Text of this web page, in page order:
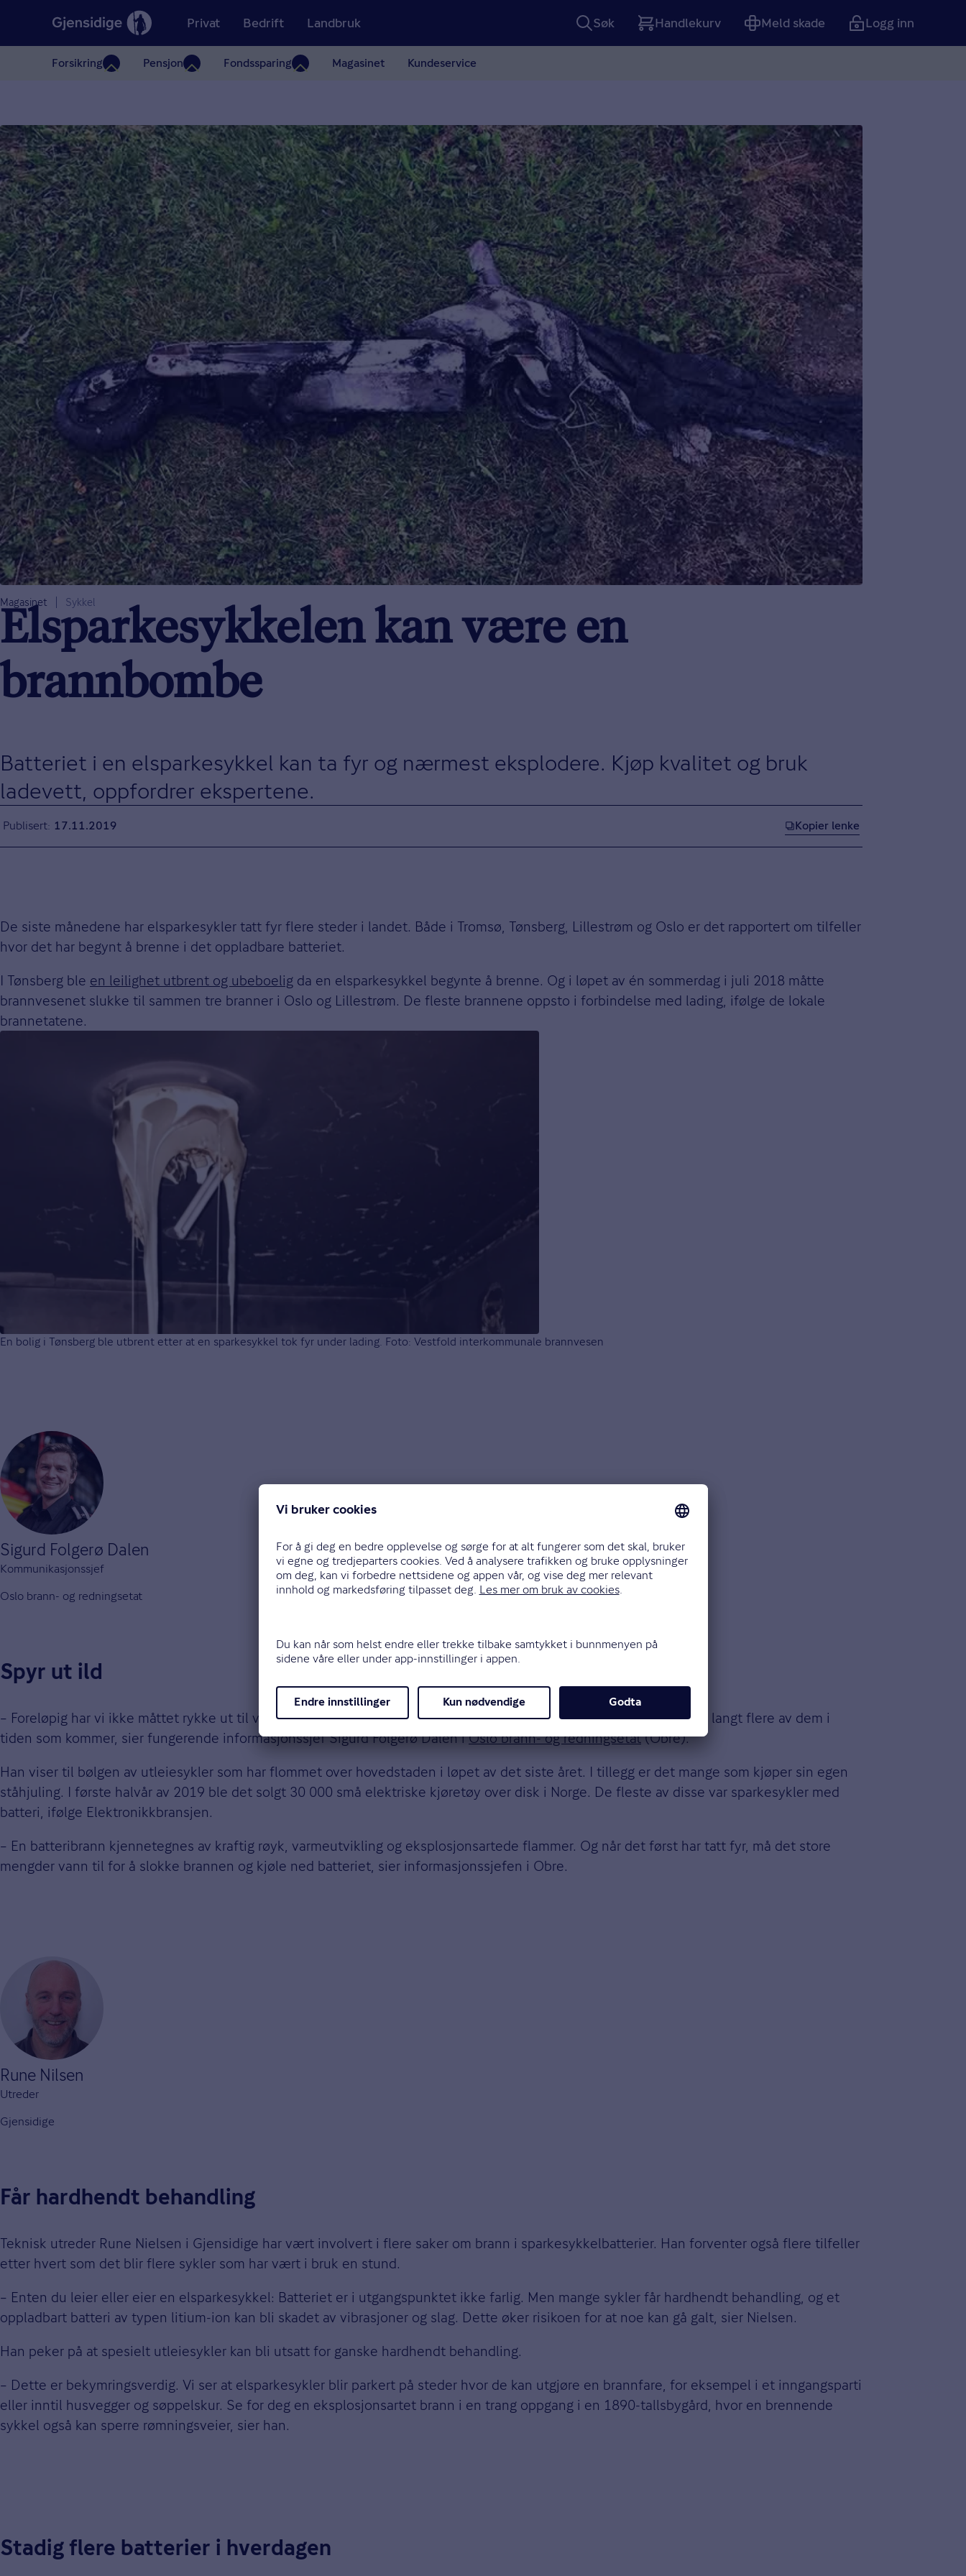
Privat
Forsikring Pensjon Fondssparing Magasinet Kundeservice
Bedrift Landbruk Søk
Handlekurv
Meld skade Logg inn
Magasinet Sykkel
Elsparkesykkelen kan være en
brannbombe
Batteriet i en elsparkesykkel kan ta fyr og nærmest eksplodere. Kjøp kvalitet og bruk
ladevett, oppfordrer ekspertene.
Publisert 17.11.2019 Kopier lenke
De siste månedene har elsparkesykler tatt fyr flere steder i landet. Både i Tromsø, Tønsberg, Lillestrøm og Oslo er det rapportert om tilfeller
hvor det har begynt å brenne i det oppladbare batteriet.
I Tønsberg ble en leilighet utbrent og ubeboelig da en elsparkesykkel begynte å brenne. Og i løpet av én sommerdag i juli 2018 måtte
brannvesenet slukke til sammen tre branner i Oslo og Lillestrøm. De fleste brannene oppsto i forbindelse med lading, ifølge de lokale
brannetatene.
En bolig i Tønsberg ble utbrent etter at en sparkesykkel tok fyr under lading. Foto: Vestfold interkommunale brannvesen
Sigurd Folgerø Dalen
Kommunikasjonssjef
Oslo brann- og redningsetat
Spyr ut ild
– Foreløpig har vi ikke måttet rykke ut til veldig mange slike branner i Oslo. Bekymringen er imidlertid at det kan bli langt flere av dem i
tiden som kommer, sier fungerende informasjonssjef Sigurd Folgerø Dalen iOslo brann- og redningsetat(Obre).
Han viser til bølgen av utleiesykler som har flommet over hovedstaden i løpet av det siste året. I tillegg er det mange som kjøper sin egen
ståhjuling. I første halvår av 2019 ble det solgt 30 000 små elektriske kjøretøy over disk i Norge. De fleste av disse var sparkesykler med
batteri, ifølge Elektronikkbransjen.
– En batteribrann kjennetegnes av kraftig røyk, varmeutvikling og eksplosjonsartede flammer. Og når det først har tatt fyr, må det store
mengder vann til for å slokke brannen og kjøle ned batteriet, sier informasjonssjefen i Obre.
Rune Nilsen
Utreder
Gjensidige
Får hardhendt behandling
Teknisk utreder Rune Nielsen i Gjensidige har vært involvert i flere saker om brann i sparkesykkelbatterier. Han forventer også flere tilfeller
etter hvert som det blir flere sykler som har vært i bruk en stund.
– Enten du leier eller eier en elsparkesykkel: Batteriet er i utgangspunktet ikke farlig. Men mange sykler får hardhendt behandling, og et
oppladbart batteri av typen litium-ion kan bli skadet av vibrasjoner og slag. Dette øker risikoen for at noe kan gå galt, sier Nielsen.
Han peker på at spesielt utleiesykler kan bli utsatt for ganske hardhendt behandling.
– Dette er bekymringsverdig. Vi ser at elsparkesykler blir parkert på steder hvor de kan utgjøre en brannfare, for eksempel i et inngangsparti
eller inntil husvegger og søppelskur. Se for deg en eksplosjonsartet brann i en trang oppgang i en 1890-tallsbygård, hvor en brennende
sykkel også kan sperre rømningsveier, sier han.
Stadig flere batterier i hverdagen